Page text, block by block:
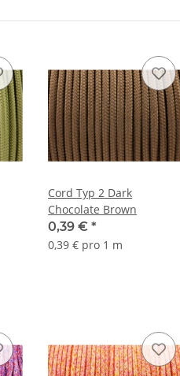
Cord Typ 2 Dark
Chocolate Brown
0,39 €*
0,39 € pro 1 m